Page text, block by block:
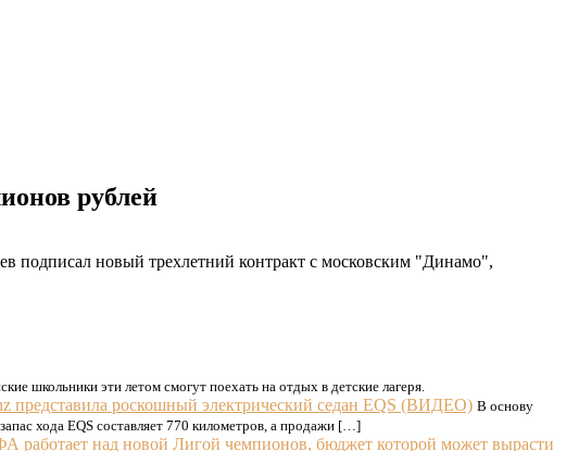
рублей
новый трехлетний контракт с московским "Динамо",
школьники эти летом смогут поехать на отдых в детские лагеря.
представила роскошный электрический седан EQS (ВИДЕО) В основу
хода EQS составляет 770 километров, а продажи […]
над новой Лигой чемпионов, бюджет которой может вырасти